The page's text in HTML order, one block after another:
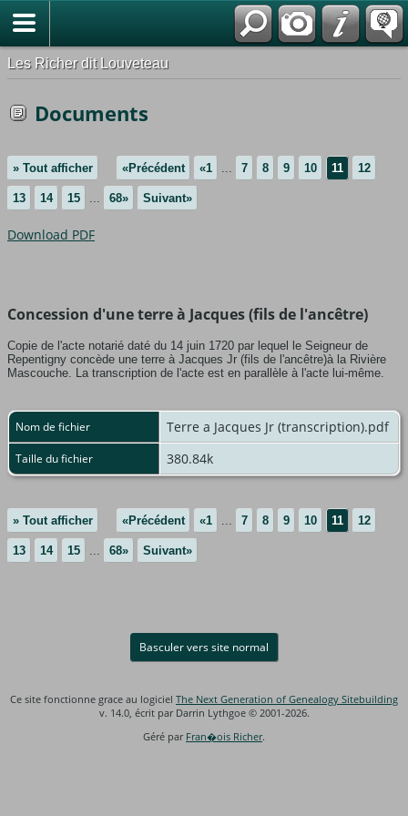
Les Richer dit Louveteau
Documents
» Tout afficher «Précédent «1 ... 7 8 9 10 11 12
13 14 15 ... 68» Suivant»
Download PDF
Concession d'une terre à Jacques (fils de l'ancêtre)
Copie de l'acte notarié daté du 14 juin 1720 par lequel le Seigneur de
Repentigny concède une terre à Jacques Jr (fils de l'ancêtre)à la Rivière
Mascouche. La transcription de l'acte est en parallèle à l'acte lui-même.
Nom de fichier Terre a Jacques Jr (transcription).pdf
Taille du fichier 380.84k
» Tout afficher «Précédent «1 7 8 9 10 11 12
13 14 15 68» Suivant»
Basculer vers site normal
Ce site fonctionne grace au logiciel The Next Generation of Genealogy Sitebuilding
v. 14.0, écrit par Darrin Lythgoe © 2001-2026.
Géré par Fran�ois Richer.